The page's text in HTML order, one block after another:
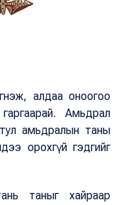
алдаа оноогоо
гаргаарай. Амьдрал
тул амьдралын таны
орохгүй гэдгийг
таныг хайраар